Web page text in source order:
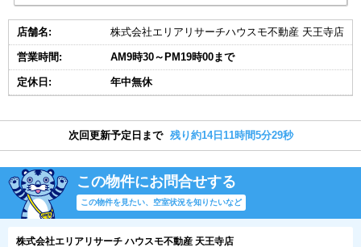
店舗名: 株式会社エリアリサーチハウスモ不動産 天王寺店
営業時間: AM9時30～PM19時00まで
定休日: 年中無休
次回更新予定日まで 残り約14日11時間5分28秒
この物件にお問合せする
この物件を見たい、空室状況を知りたいなど
株式会社エリアリサーチ ハウスモ不動産 天王寺店